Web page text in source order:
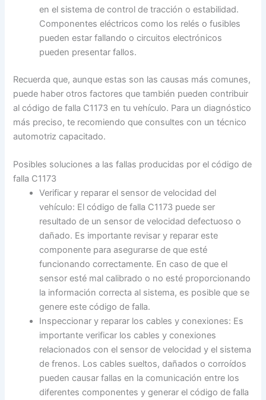
en el sistema de control de tracción o estabilidad.
Componentes eléctricos como los relés o fusibles
pueden estar fallando o circuitos electrónicos
pueden presentar fallos.
Recuerda que, aunque estas son las causas más comunes,
puede haber otros factores que también pueden contribuir
al código de falla C1173 en tu vehículo. Para un diagnóstico
más preciso, te recomiendo que consultes con un técnico
automotriz capacitado.
Posibles soluciones a las fallas producidas por el código de
falla C1173
Verificar y reparar el sensor de velocidad del
vehículo: El código de falla C1173 puede ser
resultado de un sensor de velocidad defectuoso o
dañado. Es importante revisar y reparar este
componente para asegurarse de que esté
funcionando correctamente. En caso de que el
sensor esté mal calibrado o no esté proporcionando
la información correcta al sistema, es posible que se
genere este código de falla.
Inspeccionar y reparar los cables y conexiones: Es
importante verificar los cables y conexiones
relacionados con el sensor de velocidad y el sistema
de frenos. Los cables sueltos, dañados o corroídos
pueden causar fallas en la comunicación entre los
diferentes componentes y generar el código de falla